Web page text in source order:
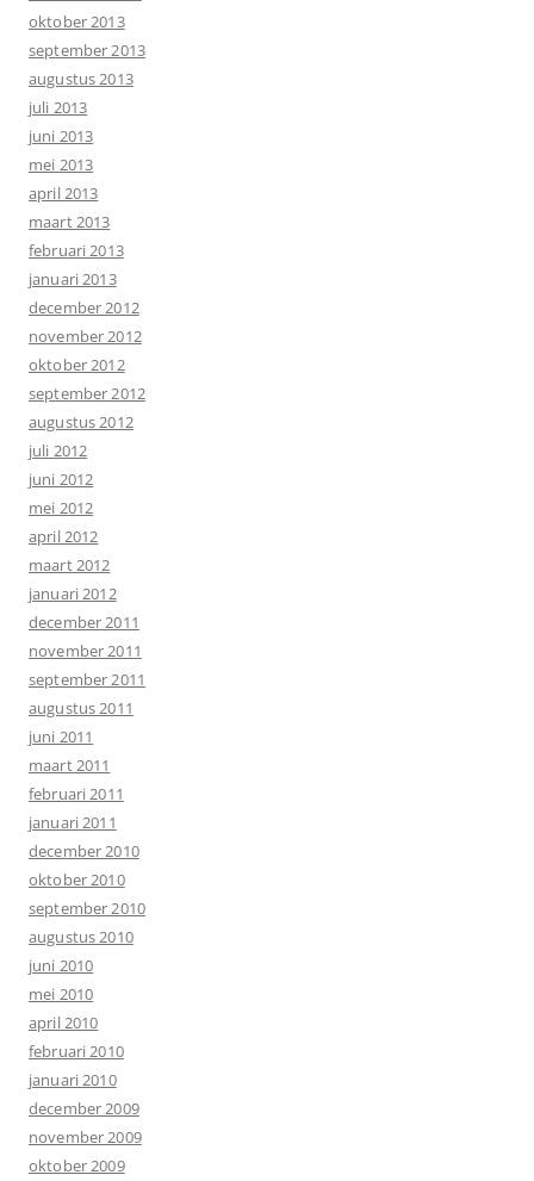
oktober 2013
september 2013
augustus 2013
juli 2013
juni 2013
mei 2013
april 2013
maart 2013
februari 2013
januari 2013
december 2012
november 2012
oktober 2012
september 2012
augustus 2012
juli 2012
juni 2012
mei 2012
april 2012
maart 2012
januari 2012
december 2011
november 2011
september 2011
augustus 2011
juni 2011
maart 2011
februari 2011
januari 2011
december 2010
oktober 2010
september 2010
augustus 2010
juni 2010
mei 2010
april 2010
februari 2010
januari 2010
december 2009
november 2009
oktober 2009